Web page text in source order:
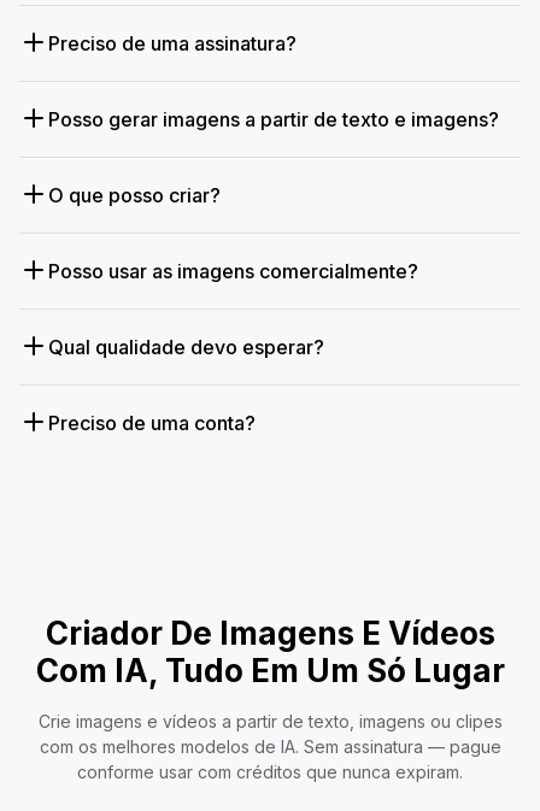
Preciso de uma assinatura?
Posso gerar imagens a partir de texto e imagens?
O que posso criar?
Posso usar as imagens comercialmente?
Qual qualidade devo esperar?
Preciso de uma conta?
Criador De Imagens E Vídeos
Com IA, Tudo Em Um Só Lugar
Crie imagens e vídeos a partir de texto, imagens ou clipes
com os melhores modelos de IA. Sem assinatura — pague
conforme usar com créditos que nunca expiram.